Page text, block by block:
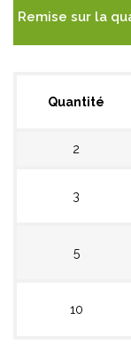
Remise sur la
Quantité
2
3
5
10